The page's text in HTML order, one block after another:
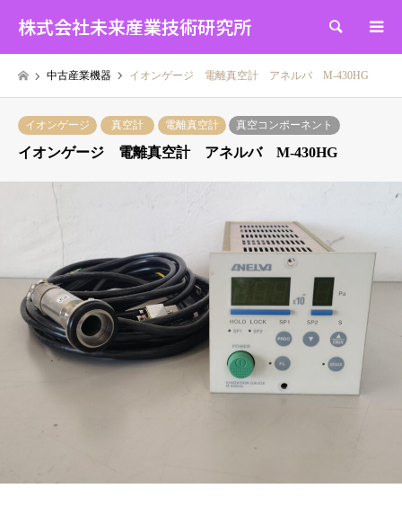
株式会社未来産業技術研究所 検索
中古産業機器 イオンゲージ 電離真空計 アネルバ M-430HG
イオンゲージ 真空計 電離真空計 真空コンポーネント
イオンゲージ 電離真空計 アネルバ M-430HG